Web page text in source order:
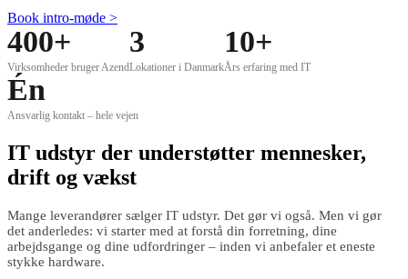
Book intro-møde >
400+
Virksomheder bruger Azend
3
Lokationer i Danmark
10+
Års erfaring med IT
Én
Ansvarlig kontakt – hele vejen
IT udstyr der understøtter mennesker,
drift og vækst
Mange leverandører sælger IT udstyr. Det gør vi også. Men vi gør
det anderledes: vi starter med at forstå din forretning, dine
arbejdsgange og dine udfordringer – inden vi anbefaler et eneste
stykke hardware.